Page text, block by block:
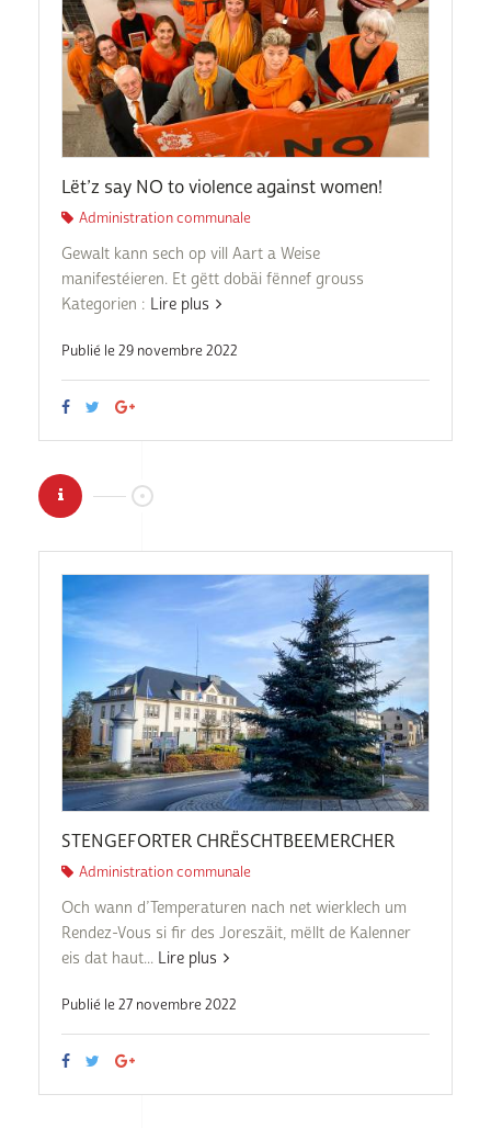
Lët’z say NO to violence against women!
Administration communale
Gewalt kann sech op vill Aart a Weise
manifestéieren. Et gëtt dobäi fënnef grouss
Kategorien : Lire plus
Publié le 29 novembre 2022
STENGEFORTER CHRËSCHTBEEMERCHER
Administration communale
Och wann d’Temperaturen nach net wierklech um
Rendez-Vous si fir des Joreszäit, mëllt de Kalenner
eis dat haut... Lire plus
Publié le 27 novembre 2022